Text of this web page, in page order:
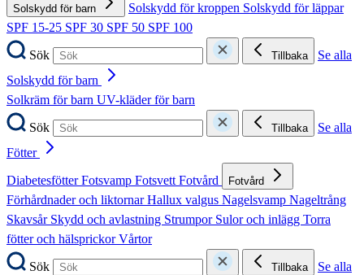
Solskydd för barn Solskydd för kroppen Solskydd för läppar
SPF 15-25 SPF 30 SPF 50 SPF 100
Sök
Tillbaka
Se alla
Solskydd för barn
Solkräm för barn UV-kläder för barn
Sök
Tillbaka
Se alla
Fötter
DiabetesfötterFotsvamp FotsvettFotvård Fotvård
Förhårdnader och liktornarHallux valgus Nagelsvamp Nageltrång
Skavsår Skydd och avlastning Strumpor Sulor och inlägg Torra
fötter och hälsprickorVårtor
Sök
Tillbaka
Se alla